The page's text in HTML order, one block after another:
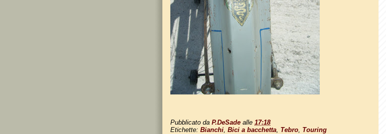
Pubblicato da P.DeSade alle 17:18
Etichette: Bianchi Bici a bacchetta Tebro Touring